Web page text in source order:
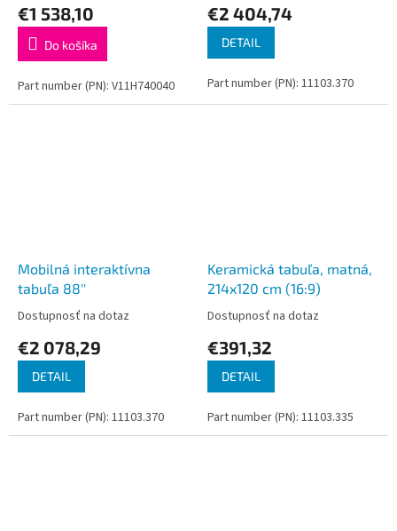
€1 538,10
Do košíka
Part number (PN): V11H740040
€2 404,74
DETAIL
Part number (PN): 11103.370
Mobilná interaktívna
tabuľa 88''
Dostupnosť na dotaz
€2 078,29
DETAIL
Part number (PN): 11103.370
Keramická tabuľa, matná,
214x120 cm (16:9)
Dostupnosť na dotaz
€391,32
DETAIL
Part number (PN): 11103.335